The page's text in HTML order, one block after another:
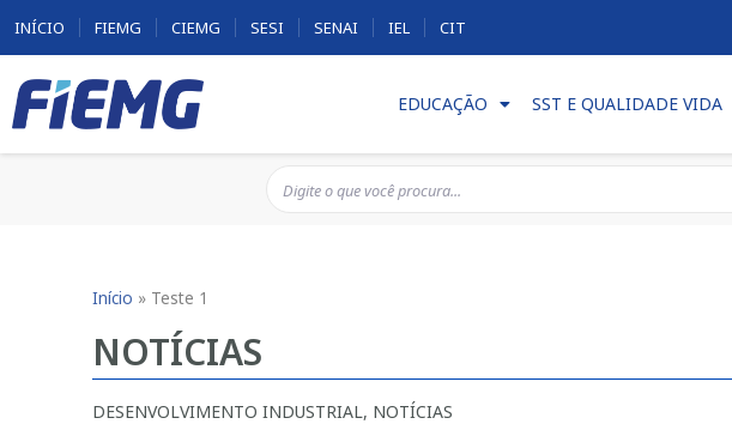
INÍCIO FIEMG CIEMG SESI SENAI IEL CIT
EDUCAÇÃO SST E QUALIDADE VIDA
Início » Teste 1
NOTÍCIAS
DESENVOLVIMENTO INDUSTRIAL, NOTÍCIAS